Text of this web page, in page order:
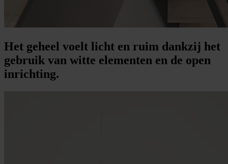
Het geheel voelt licht en ruim dankzij het
gebruik van witte elementen en de open
inrichting.